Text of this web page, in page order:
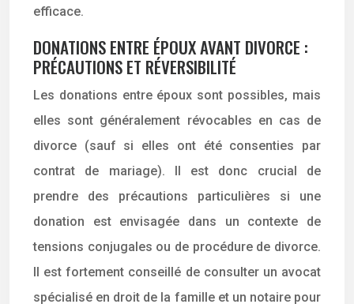
efficace.
DONATIONS ENTRE ÉPOUX AVANT DIVORCE :
PRÉCAUTIONS ET RÉVERSIBILITÉ
Les donations entre époux sont possibles, mais
elles sont généralement révocables en cas de
divorce (sauf si elles ont été consenties par
contrat de mariage). Il est donc crucial de
prendre des précautions particulières si une
donation est envisagée dans un contexte de
tensions conjugales ou de procédure de divorce.
Il est fortement conseillé de consulter un avocat
spécialisé en droit de la famille et un notaire pour